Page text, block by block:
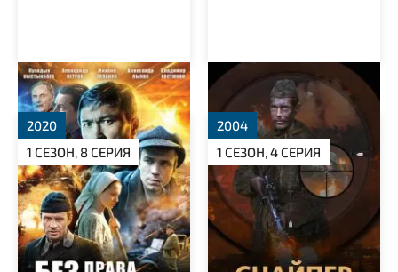
Без права на выбор Снайпер. Офицер Смерш
2020
1 СЕЗОН, 8 СЕРИЯ
2004
1 СЕЗОН, 4 СЕРИЯ